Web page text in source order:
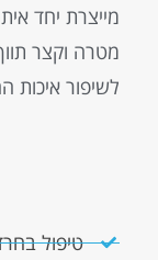
מייצרת יחד
מטרה וקצר
לשיפור איכות
טיפול